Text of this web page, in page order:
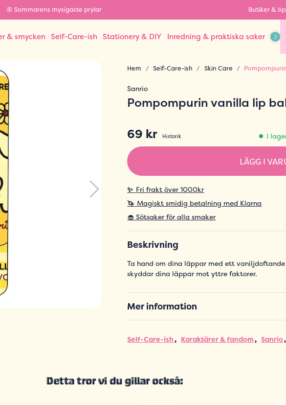
🦋 Sommarens mysigaste prylar Butiker &
& smycken Self-Care-ish Stationery & DIY Inredning & praktiska saker
Hem Self-Care-ish Skin Care
Sanrio
Pompompurin vanilla lip
69 kr
Historik I
LÄGG I
✨ Fri frakt över 1000kr
🦄 Magiskt smidig betalning med Klarna
🧁 Sötsaker för alla smaker
Beskrivning
Ta hand om dina läppar med ett
skyddar dina läppar mot yttre faktorer.
Mer information
Self-Care-ish Karaktärer & fandom Sanrio
Detta tror vi du gillar också: